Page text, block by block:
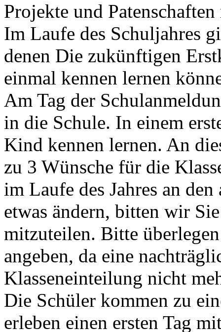
Projekte und
Im Laufe des Schuljahres
denen Die zukünftigen
einmal kennen lernen
Am Tag der
in die Schule. In einem
Kind kennen lernen. An
zu 3 Wünsche für die
im Laufe des Jahres an
etwas ändern, bitten wir
mitzuteilen. Bitte
angeben, da eine
Klasseneinteilung nicht
Die Schüler kommen zu
erleben einen ersten Tag